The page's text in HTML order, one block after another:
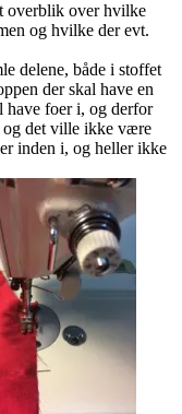
overblik over hvilke
og hvilke der evt.
delene, både i stoffet
der skal have en
have foer i, og derfor
og det ville ikke være
inden i, og heller ikke